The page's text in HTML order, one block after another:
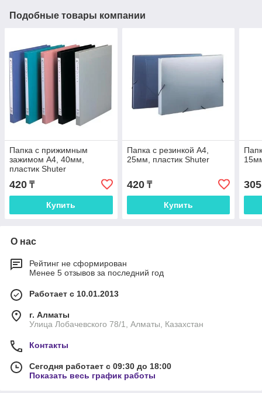
Подобные товары компании
Папка с прижимным
зажимом А4, 40мм,
пластик Shuter
420 ₸
Купить
Папка с резинкой А4,
25мм, пластик Shuter
420₸
Купить
305
О нас
Рейтинг не сформирован
Менее 5 отзывов за последний год
Работает с 10.01.2013
г. Алматы
Улица Лобачевского 78/1, Алматы, Казахстан
Контакты
Сегодня работает с 09:30 до 18:00
Показать весь график работы